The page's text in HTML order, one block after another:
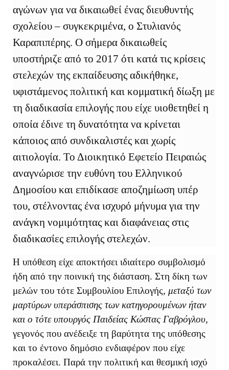
αγώνων για να δικαιωθεί ένας διευθυντής
σχολείου – συγκεκριμένα, ο Στυλιανός
Καραπιπέρης. Ο σήμερα δικαιωθείς
υποστήριζε από το 2017 ότι κατά τις κρίσεις
στελεχών της εκπαίδευσης αδικήθηκε,
υφιστάμενος πολιτική και κομματική δίωξη με
τη διαδικασία επιλογής που είχε υιοθετηθεί η
οποία έδινε τη δυνατότητα να κρίνεται
κάποιος από συνδικαλιστές και χωρίς
αιτιολογία. Το Διοικητικό Εφετείο Πειραιώς
αναγνώρισε την ευθύνη του Ελληνικού
Δημοσίου και επιδίκασε αποζημίωση υπέρ
του, στέλνοντας ένα ισχυρό μήνυμα για την
ανάγκη νομιμότητας και διαφάνειας στις
διαδικασίες επιλογής στελεχών.
Η υπόθεση είχε αποκτήσει ιδιαίτερο συμβολισμό
ήδη από την ποινική της διάσταση. Στη δίκη των
μελών του τότε Συμβουλίου Επιλογής, μεταξύ των
μαρτύρων υπεράσπισης των κατηγορουμένων ήταν
και ο τότε υπουργός Παιδείας Κώστας Γαβρόγλου,
γεγονός που ανέδειξε τη βαρύτητα της υπόθεσης
και το έντονο δημόσιο ενδιαφέρον που είχε
προκαλέσει. Παρά την πολιτική και θεσμική ισχύ